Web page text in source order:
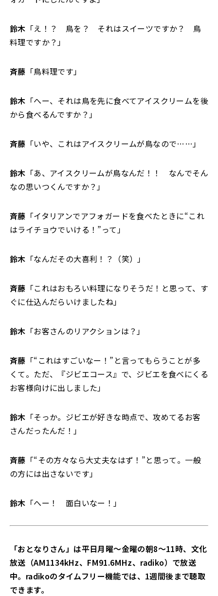
鈴木 「え！？ 鳥を？ それはスイーツですか？ 鳥
料理ですか？」
斉藤 「鳥料理です」
鈴木 「へー、それは鳥を先に食べてアイスクリームを後
から食べるんですか？」
斉藤 「いや、これはアイスクリームが鳥なので……」
鈴木 「あ、アイスクリームが鳥なんだ！！ なんでそん
なの思いつくんですか？」
斉藤 「イタリアンでアフォガードを食べたときに“これ
はライチョウでいける！”って」
鈴木 「なんだその大喜利！？（笑）」
斉藤 「これはおもろい料理になりそうだ！と思って、す
ぐに仕込んだらいけましたね」
鈴木 「お客さんのリアクションは？」
斉藤 「“これはすごいなー！”と言ってもらうことが多
くて。ただ、『ジビエコース』で、ジビエを食べにくる
お客様向けに出しました」
鈴木 「そっか。ジビエが好きな時点で、攻めてるお客
さんだったんだ！」
斉藤 「“その方々なら大丈夫なはず！”と思って。一般
の方には出さないです」
鈴木 「へー！ 面白いなー！」
「おとなりさん」は平日月曜～金曜の朝8～11時、文化
放送（AM1134kHz、FM91.6MHz、radiko）で放送
中。radikoのタイムフリー機能では、1週間後まで聴取
できます。